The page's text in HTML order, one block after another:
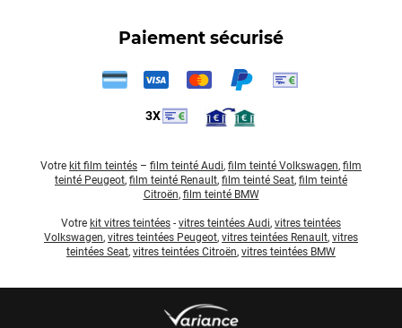
Paiement sécurisé
3X
Votre kit film teintés – film teinté Audi, film teinté Volkswagen, film
teinté Peugeot, film teinté Renault, film teinté Seat, film teinté
Citroën, film teinté BMW
Votre kit vitres teintées - vitres teintées Audi, vitres teintées
Volkswagen, vitres teintées Peugeot, vitres teintées Renault, vitres
teintées Seat, vitres teintées Citroën, vitres teintées BMW